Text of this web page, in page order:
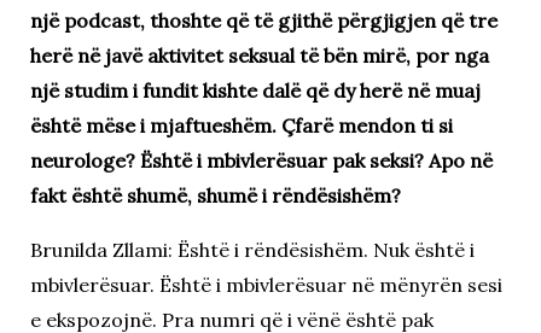
një podcast, thoshte që të gjithë përgjigjen që tre
herë në javë aktivitet seksual të bën mirë, por nga
një studim i fundit kishte dalë që dy herë në muaj
është mëse i mjaftueshëm. Çfarë mendon ti si
neurologe? Është i mbivlerësuar pak seksi? Apo në
fakt është shumë, shumë i rëndësishëm?
Brunilda Zllami: Është i rëndësishëm. Nuk është i
mbivlerësuar. Është i mbivlerësuar në mënyrën sesi
e ekspozojnë. Pra numri që i vënë është pak